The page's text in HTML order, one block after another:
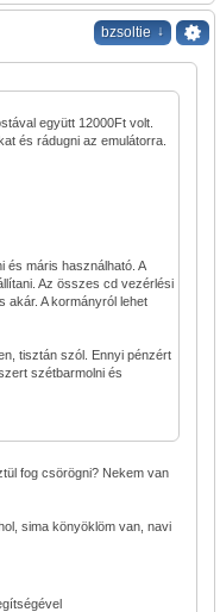
bzsoltie ↓
együtt 12000Ft volt.
és rádugni az emulátorra.
és máris használható. A
Az összes cd vezérlési
akár. A kormányról lehet
tisztán szól. Ennyi pénzért
szétbarmolni és
fog csörögni? Nekem van
sima könyöklöm van, navi